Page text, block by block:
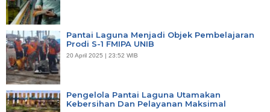
Pantai Laguna Menjadi Objek Pembelajaran
Prodi S-1 FMIPA UNIB
20 April 2025 | 23:52 WIB
Pengelola Pantai Laguna Utamakan
Kebersihan Dan Pelayanan Maksimal